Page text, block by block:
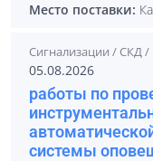
Место поставки:
Сигнализации / СКД
05.08.2026
работы по
системы